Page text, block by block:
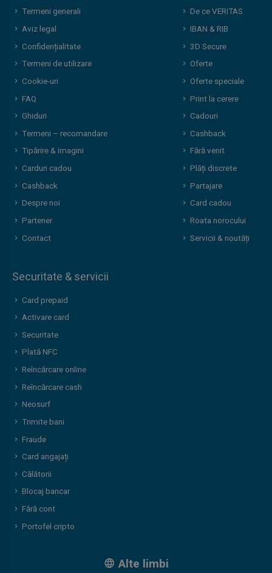
Termeni generali
Aviz legal
Confidențialitate
Termeni de utilizare
Cookie-uri
FAQ
Ghiduri
Termeni – recomandare
Tipărire & imagini
Carduri cadou
Cashback
Despre noi
Partener
Contact
De ce VERITAS
IBAN & RIB
3D Secure
Oferte
Oferte speciale
Print la cerere
Cadouri
Cashback
Fără venit
Plăți discrete
Partajare
Card cadou
Roata norocului
Servicii & noutăți
Securitate & servicii
Card prepaid
Activare card
Securitate
Plată NFC
Reîncărcare online
Reîncărcare cash
Neosurf
Trimite bani
Fraude
Card angajați
Călătorii
Blocaj bancar
Fără cont
Portofel cripto
Alte limbi